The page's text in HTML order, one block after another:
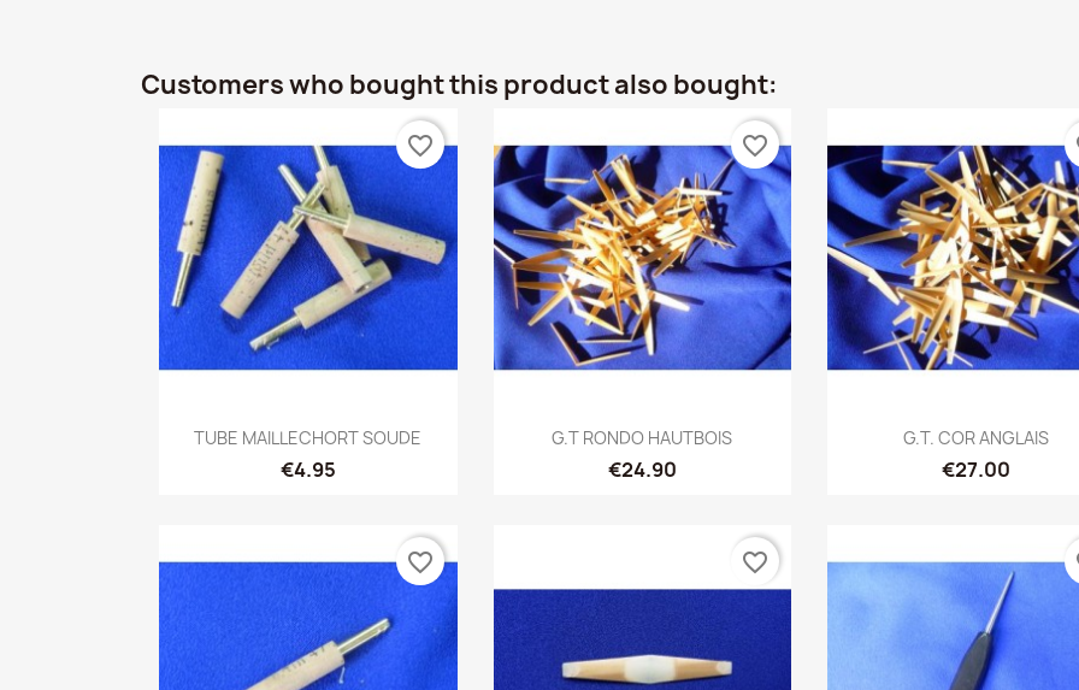
Customers who bought this product also bought:
Quick view
TUBE MAILLECHORT SOUDE
€4.95
favorite_border
Quick view
G.T RONDO HAUTBOIS
€24.90
favorite_border
Quick view
G.T. COR ANGLAIS
€27.00
favorite_border favorite_border